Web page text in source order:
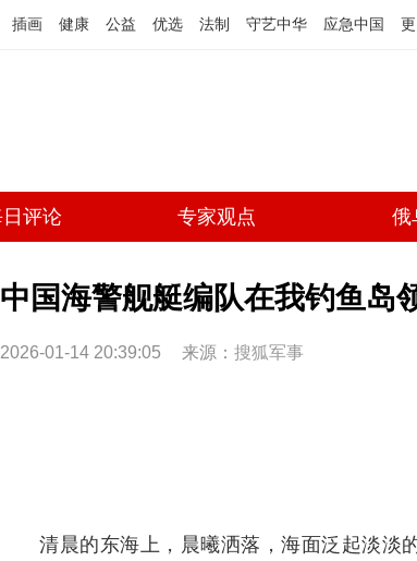
插画 健康 公益 优选 法制 守艺中华 应急中国
评论 专家观点 俄
中国海警舰艇编队在我钓鱼岛
2026-01-14 20:39:05 来源： 搜狐军事
清晨的东海上，晨曦洒落，海面泛起淡淡